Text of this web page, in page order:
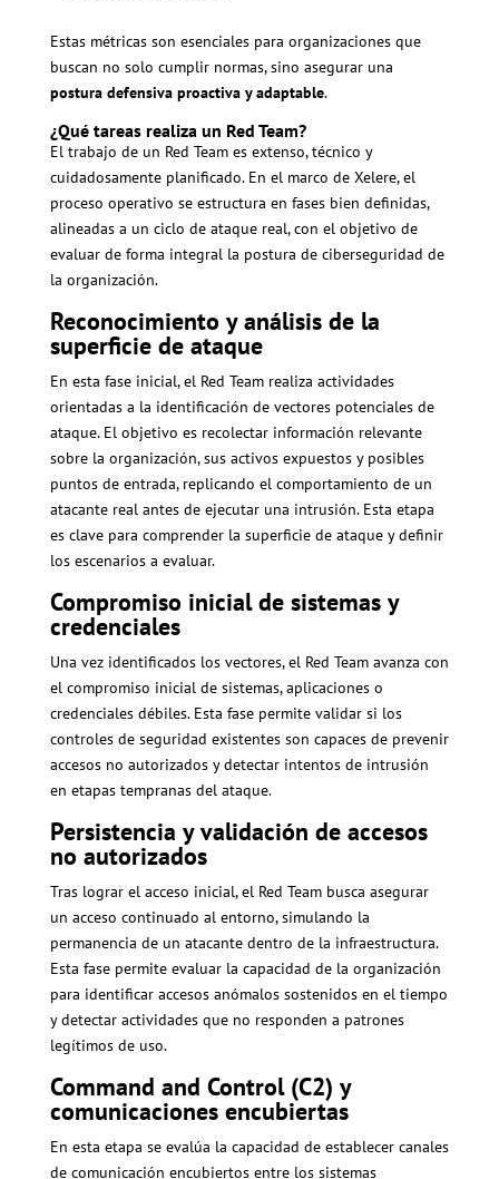
Estas métricas son esenciales para organizaciones que
buscan no solo cumplir normas, sino asegurar una
postura defensiva proactiva y adaptable.
¿Qué tareas realiza un Red Team?
El trabajo de un Red Team es extenso, técnico y
cuidadosamente planificado. En el marco de Xelere, el
proceso operativo se estructura en fases bien definidas,
alineadas a un ciclo de ataque real, con el objetivo de
evaluar de forma integral la postura de ciberseguridad de
la organización.
Reconocimiento y análisis de la
superficie de ataque
En esta fase inicial, el Red Team realiza actividades
orientadas a la identificación de vectores potenciales de
ataque. El objetivo es recolectar información relevante
sobre la organización, sus activos expuestos y posibles
puntos de entrada, replicando el comportamiento de un
atacante real antes de ejecutar una intrusión. Esta etapa
es clave para comprender la superficie de ataque y definir
los escenarios a evaluar.
Compromiso inicial de sistemas y
credenciales
Una vez identificados los vectores, el Red Team avanza con
el compromiso inicial de sistemas, aplicaciones o
credenciales débiles. Esta fase permite validar si los
controles de seguridad existentes son capaces de prevenir
accesos no autorizados y detectar intentos de intrusión
en etapas tempranas del ataque.
Persistencia y validación de accesos
no autorizados
Tras lograr el acceso inicial, el Red Team busca asegurar
un acceso continuado al entorno, simulando la
permanencia de un atacante dentro de la infraestructura.
Esta fase permite evaluar la capacidad de la organización
para identificar accesos anómalos sostenidos en el tiempo
y detectar actividades que no responden a patrones
legítimos de uso.
Command and Control (C2) y
comunicaciones encubiertas
En esta etapa se evalúa la capacidad de establecer canales
de comunicación encubiertos entre los sistemas